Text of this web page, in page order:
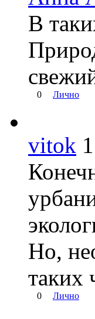
В
0 Лично
vitok
Но,
таких
0 Лично